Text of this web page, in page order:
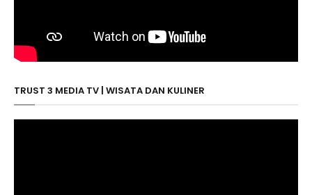
TRUST 3 MEDIA TV | WISATA DAN KULINER